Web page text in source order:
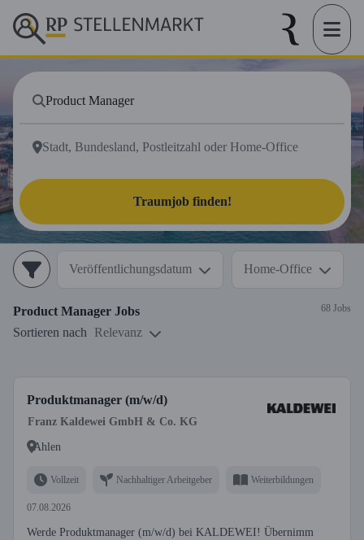
Traumjob finden!
Veröffentlichungsdatum Home-Office
Product Manager Jobs 68 Jobs
Sortieren nach Relevanz
Produktmanager (m/w/d)
Franz Kaldewei GmbH & Co. KG
Ahlen
Vollzeit Nachhaltiger Arbeitgeber Weiterbildungen
07.08.2026
Werde Produktmanager (m/w/d) bei KALDEWEI! Übernimm